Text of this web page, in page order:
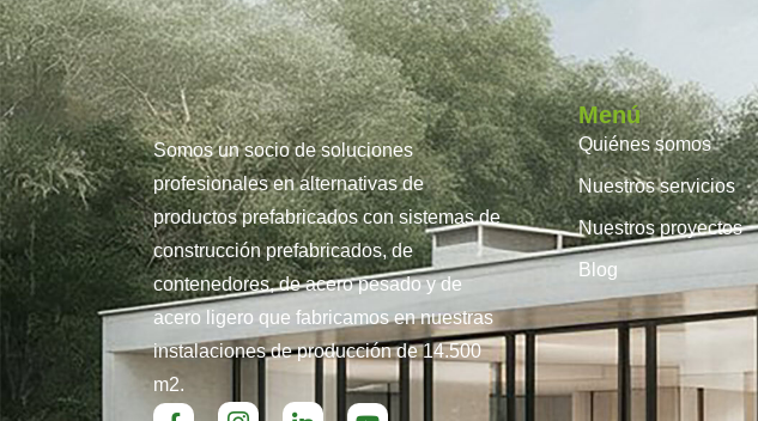
Somos un socio de soluciones
profesionales en alternativas de
productos prefabricados con sistemas de
construcción prefabricados, de
contenedores, de acero pesado y de
acero ligero que fabricamos en nuestras
instalaciones de producción de 14.500
m2.
Menú
Quiénes somos
Nuestros servicios
Nuestros proyectos
Blog